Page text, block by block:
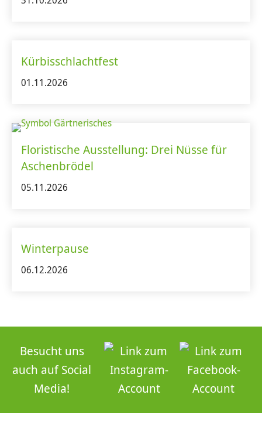
Kürbisschlachtfest
01.11.2026
Floristische Ausstellung: Drei Nüsse für
Aschenbrödel
05.11.2026
Winterpause
06.12.2026
Besucht uns
auch auf Social
Media!